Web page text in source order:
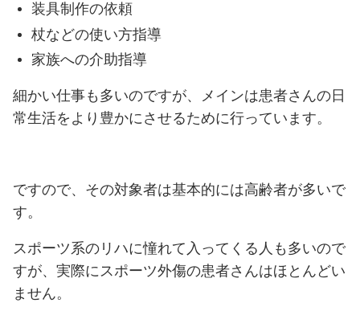
装具制作の依頼
杖などの使い方指導
家族への介助指導
細かい仕事も多いのですが、メインは患者さんの日
常生活をより豊かにさせるために行っています。
ですので、その対象者は基本的には高齢者が多いで
す。
スポーツ系のリハに憧れて入ってくる人も多いので
すが、実際にスポーツ外傷の患者さんはほとんどい
ません。